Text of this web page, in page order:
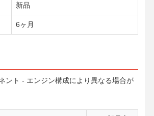
問い合わせ今からお話し
分
部品
新品
6ヶ月
ント - エンジン構成により異なる場合が